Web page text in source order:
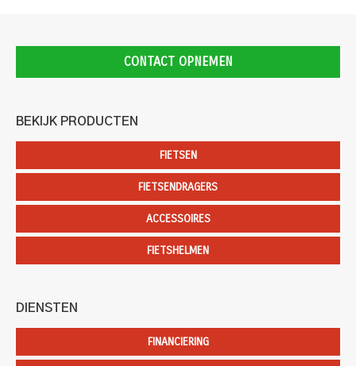
CONTACT OPNEMEN
BEKIJK PRODUCTEN
FIETSEN
FIETSENDRAGERS
ACCESSOIRES
FIETSHELMEN
DIENSTEN
FINANCIERING